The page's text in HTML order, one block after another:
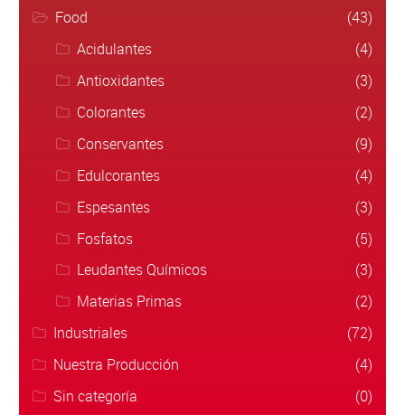
Food
(43)
Acidulantes
(4)
Antioxidantes
(3)
Colorantes
(2)
Conservantes
(9)
Edulcorantes
(4)
Espesantes
(3)
Fosfatos
(5)
Leudantes Químicos
(3)
Materias Primas
(2)
Industriales
(72)
Nuestra Producción
(4)
Sin categoría
(0)